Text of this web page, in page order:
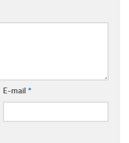
E-mail *